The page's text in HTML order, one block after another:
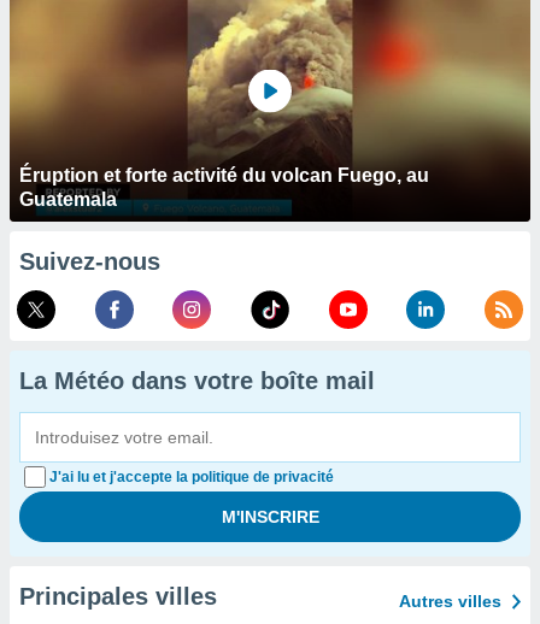
Éruption et forte activité du volcan Fuego, au
Guatemala
Suivez-nous
La Météo dans votre boîte mail
J'ai lu et j'accepte la politique de privacité
Principales villes Autres villes